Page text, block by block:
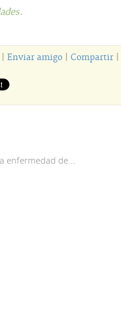
Enviar amigo Compartir
enfermedad de...